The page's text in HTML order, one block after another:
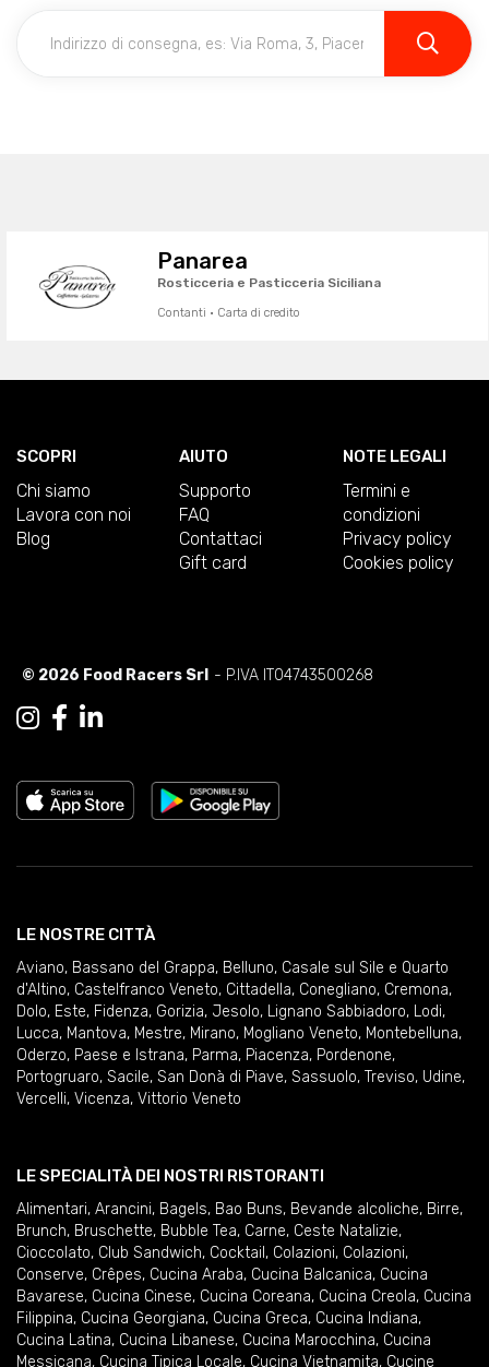
Panarea
Rosticceria e Pasticceria Siciliana
Contanti · Carta di credito
SCOPRI
Chi siamo
Lavora con noi
Blog
AIUTO
Supporto
FAQ
Contattaci
Gift card
NOTE LEGALI
Termini e
condizioni
Privacy policy
Cookies policy
© 2026 Food Racers Srl - P.IVA IT04743500268
LE NOSTRE CITTÀ
Aviano, Bassano del Grappa, Belluno, Casale sul Sile e Quarto
d'Altino, Castelfranco Veneto, Cittadella, Conegliano, Cremona,
Dolo, Este, Fidenza, Gorizia, Jesolo, Lignano Sabbiadoro, Lodi,
Lucca, Mantova, Mestre, Mirano, Mogliano Veneto, Montebelluna,
Oderzo, Paese e Istrana, Parma, Piacenza, Pordenone,
Portogruaro, Sacile, San Donà di Piave, Sassuolo, Treviso, Udine,
Vercelli, Vicenza, Vittorio Veneto
LE SPECIALITÀ DEI NOSTRI RISTORANTI
Alimentari, Arancini, Bagels, Bao Buns, Bevande alcoliche, Birre,
Brunch, Bruschette, Bubble Tea, Carne, Ceste Natalizie,
Cioccolato, Club Sandwich, Cocktail , Colazioni, Colazioni,
Conserve, Crêpes, Cucina Araba, Cucina Balcanica, Cucina
Bavarese, Cucina Cinese, Cucina Coreana, Cucina Creola, Cucina
Filippina, Cucina Georgiana, Cucina Greca, Cucina Indiana,
Cucina Latina, Cucina Libanese, Cucina Marocchina, Cucina
Messicana, Cucina Tipica Locale, Cucina Vietnamita, Cucine